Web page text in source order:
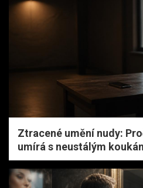
Ztracené umění nudy:
umírá s neustálým